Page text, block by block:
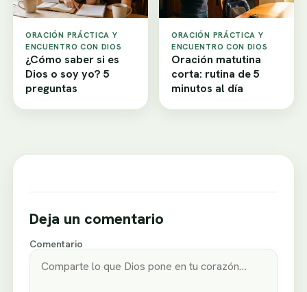
ORACIÓN PRÁCTICA Y
ENCUENTRO CON DIOS
¿Cómo saber si es
Dios o soy yo? 5
preguntas
ORACIÓN PRÁCTICA Y
ENCUENTRO CON DIOS
Oración matutina
corta: rutina de 5
minutos al día
Deja un comentario
Comentario